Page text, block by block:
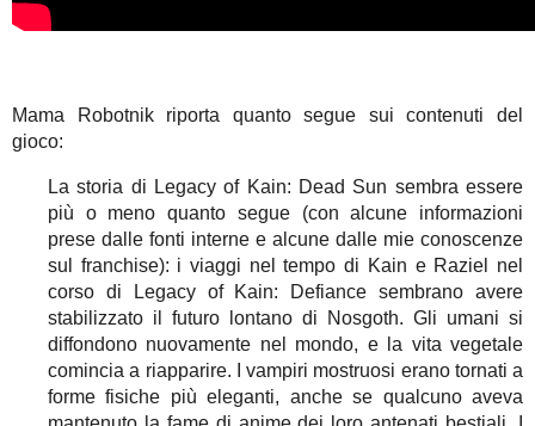
Mama Robotnik riporta quanto segue sui contenuti del
gioco:
La storia di Legacy of Kain: Dead Sun sembra essere
più o meno quanto segue (con alcune informazioni
prese dalle fonti interne e alcune dalle mie conoscenze
sul franchise): i viaggi nel tempo di Kain e Raziel nel
corso di Legacy of Kain: Defiance sembrano avere
stabilizzato il futuro lontano di Nosgoth. Gli umani si
diffondono nuovamente nel mondo, e la vita vegetale
comincia a riapparire. I vampiri mostruosi erano tornati a
forme fisiche più eleganti, anche se qualcuno aveva